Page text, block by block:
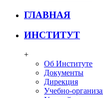
ГЛАВНАЯ
ИНСТИТУТ
+
Об Институте
Документы
Дирекция
Учебно-